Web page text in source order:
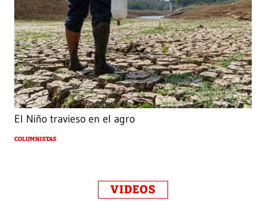
El Niño travieso en el agro
COLUMNISTAS
VIDEOS